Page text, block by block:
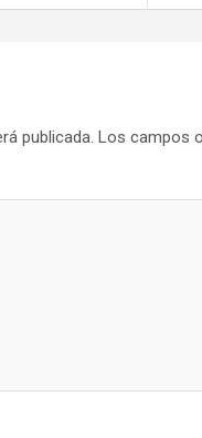
publicada. Los campos